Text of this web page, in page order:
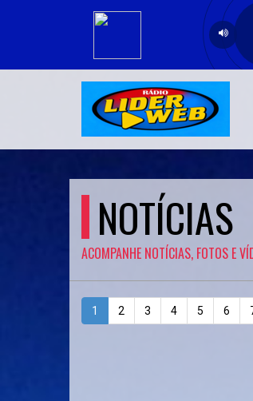
NOTÍCIAS
ACOMPANHE NOTÍCIAS, FOTOS E
1 2 3 4 5 6